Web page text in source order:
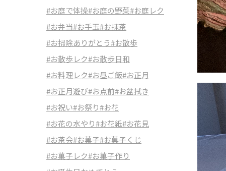
#お庭で体操#お庭の野菜#お庭レク
#お弁当#お手玉#お抹茶
#お掃除ありがとう#お散歩
#お散歩レク#お散歩日和
#お料理レク#お昼ご飯#お正月
#お正月遊び#お点前#お盆拭き
#お祝い#お祭り#お花
#お花の水やり#お花紙#お花見
#お茶会#お菓子#お菓子くじ
#お菓子レク#お菓子作り